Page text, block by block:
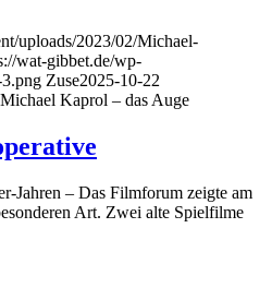
uploads/2023/02/Michael-
wat-gibbet.de/wp-
Zuse2025-10-22
Michael Kaprol – das Auge
Jahren – Das Filmforum zeigte am
Art. Zwei alte Spielfilme